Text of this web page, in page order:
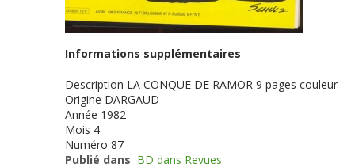
Informations supplémentaires
Description LA CONQUE DE RAMOR 9 pages couleur
Origine DARGAUD
Année 1982
Mois 4
Numéro 87
Publié dans BD dans Revues